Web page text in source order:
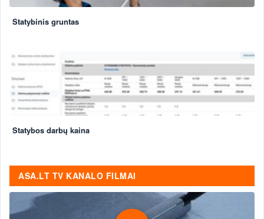
Statybinis gruntas
Statybos darbų kaina
ASA.LT TV KANALO FILMAI